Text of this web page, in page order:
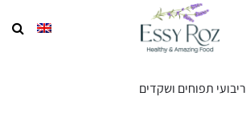
ריבועי תפוחים ושקדים